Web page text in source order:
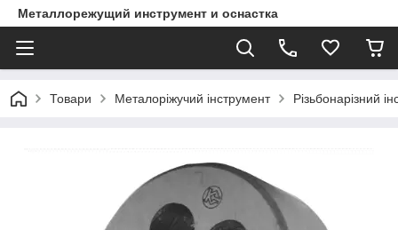
Металлорежущий инструмент и оснастка
Товари Металоріжучий інструмент Різьбонарізний